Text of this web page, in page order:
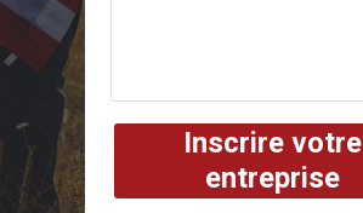
Inscrire votre
entreprise